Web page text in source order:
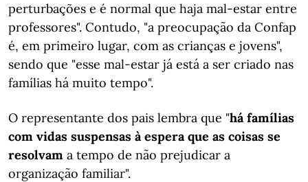
perturbações e é normal que haja mal-estar entre
professores". Contudo, "a preocupação da Confap
é, em primeiro lugar, com as crianças e jovens",
sendo que "esse mal-estar já está a ser criado nas
famílias há muito tempo".
O representante dos pais lembra que "há famílias
com vidas suspensas à espera que as coisas se
resolvam a tempo de não prejudicar a
organização familiar".